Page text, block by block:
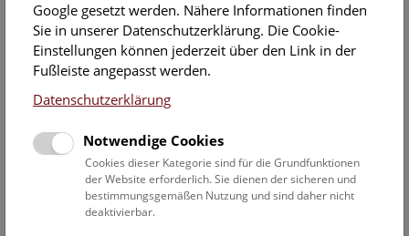
Veranstaltungskalender
Informationen zu Gruppen,- Kindergarten- und
Schulprogrammen finden Siehier
Datumsfilter
12.8.2020
Google gesetzt werden. Nähere Informationen finden
Sie in unserer Datenschutzerklärung. Die Cookie-
Einstellungen können jederzeit über den Link in der
Fußleiste angepasst werden.
Datenschutzerklärung
Notwendige Cookies
Cookies dieser Kategorie sind für die Grundfunktionen
der Website erforderlich. Sie dienen der sicheren und
bestimmungsgemäßen Nutzung und sind daher nicht
deaktivierbar.